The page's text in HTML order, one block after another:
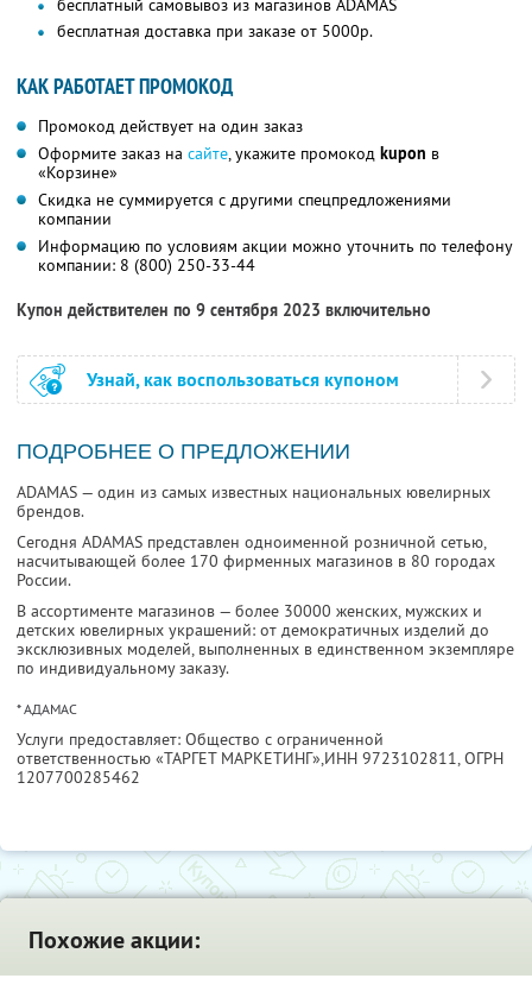
бесплатный самовывоз из магазинов ADAMAS
бесплатная доставка при заказе от 5000р.
КАК РАБОТАЕТ ПРОМОКОД
Промокод действует на один заказ
Оформите заказ на сайте, укажите промокод kupon в
«Корзине»
Скидка не суммируется с другими спецпредложениями
компании
Информацию по условиям акции можно уточнить по телефону
компании: 8 (800) 250-33-44
Купон действителен по 9 сентября 2023 включительно
Узнай, как воспользоваться купоном
ПОДРОБНЕЕ О ПРЕДЛОЖЕНИИ
ADAMAS — один из самых известных национальных ювелирных
брендов.
Сегодня ADAMAS представлен одноименной розничной сетью,
насчитывающей более 170 фирменных магазинов в 80 городах
России.
В ассортименте магазинов — более 30000 женских, мужских и
детских ювелирных украшений: от демократичных изделий до
эксклюзивных моделей, выполненных в единственном экземпляре
по индивидуальному заказу.
* АДАМАС
Услуги предоставляет: Общество с ограниченной
ответственностью «ТАРГЕТ МАРКЕТИНГ»,ИНН 9723102811, ОГРН
1207700285462
Похожие акции: